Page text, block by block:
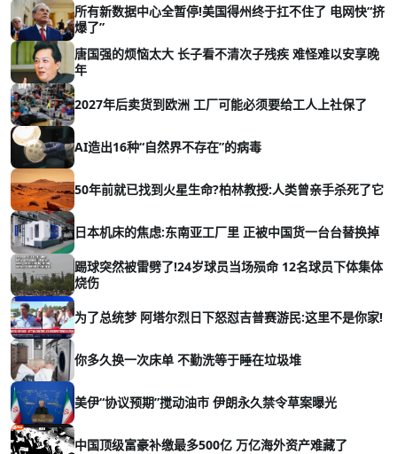
所有新数据中心全暂停!美国得州终于扛不住了 电网快“挤
爆了”
唐国强的烦恼太大 长子看不清次子残疾 难怪难以安享晚
年
2027年后卖货到欧洲 工厂可能必须要给工人上社保了
AI造出16种“自然界不存在”的病毒
50年前就已找到火星生命?柏林教授:人类曾亲手杀死了它
日本机床的焦虑:东南亚工厂里 正被中国货一台台替换掉
踢球突然被雷劈了!24岁球员当场殒命 12名球员下体集体
烧伤
为了总统梦 阿塔尔烈日下怒怼吉普赛游民:这里不是你家!
你多久换一次床单 不勤洗等于睡在垃圾堆
美伊“协议预期”搅动油市 伊朗永久禁令草案曝光
中国顶级富豪补缴最多500亿 万亿海外资产难藏了